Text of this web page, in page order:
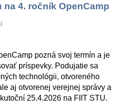
4. ročník OpenCamp
pozná svoj termín a je
príspevky. Podujatie sa
technológii, otvoreného
aj otvorenej verejnej správy a
25.4.2026 na FIIT STU.